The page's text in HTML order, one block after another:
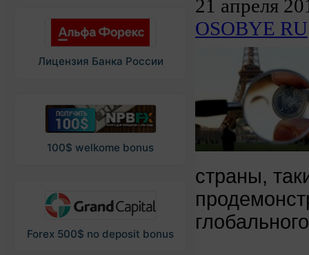
Лицензия Банка России
100$ welkome bonus
Forex 500$ no deposit bonus
21 апреля
OSOBYE RU
страны,